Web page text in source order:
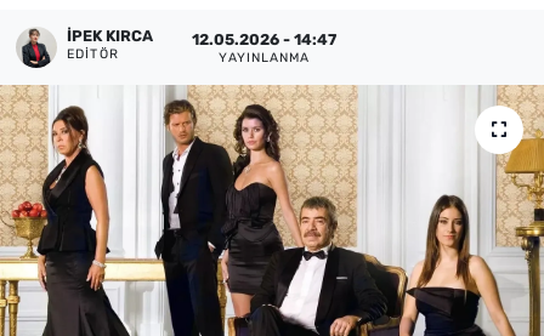
İPEK KIRCA
EDITÖR
12.05.2026 - 14:47
YAYINLANMA